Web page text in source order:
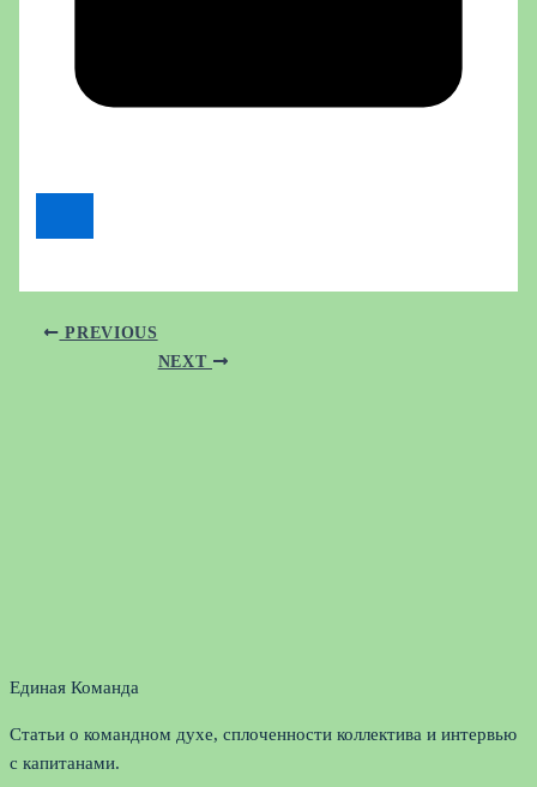
PREVIOUS
NEXT
Единая Команда
Статьи о командном духе, сплоченности коллектива и интервью
с капитанами.